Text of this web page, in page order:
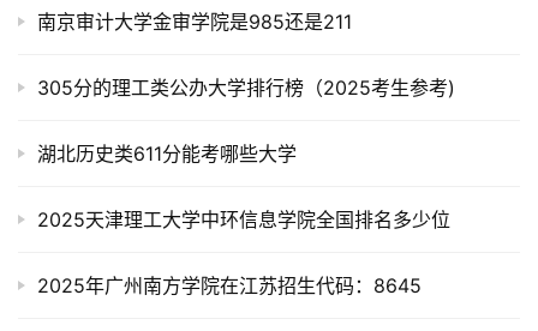
南京审计大学金审学院是985还是211
305分的理工类公办大学排行榜（2025考生参考)
湖北历史类611分能考哪些大学
2025天津理工大学中环信息学院全国排名多少位
2025年广州南方学院在江苏招生代码：8645